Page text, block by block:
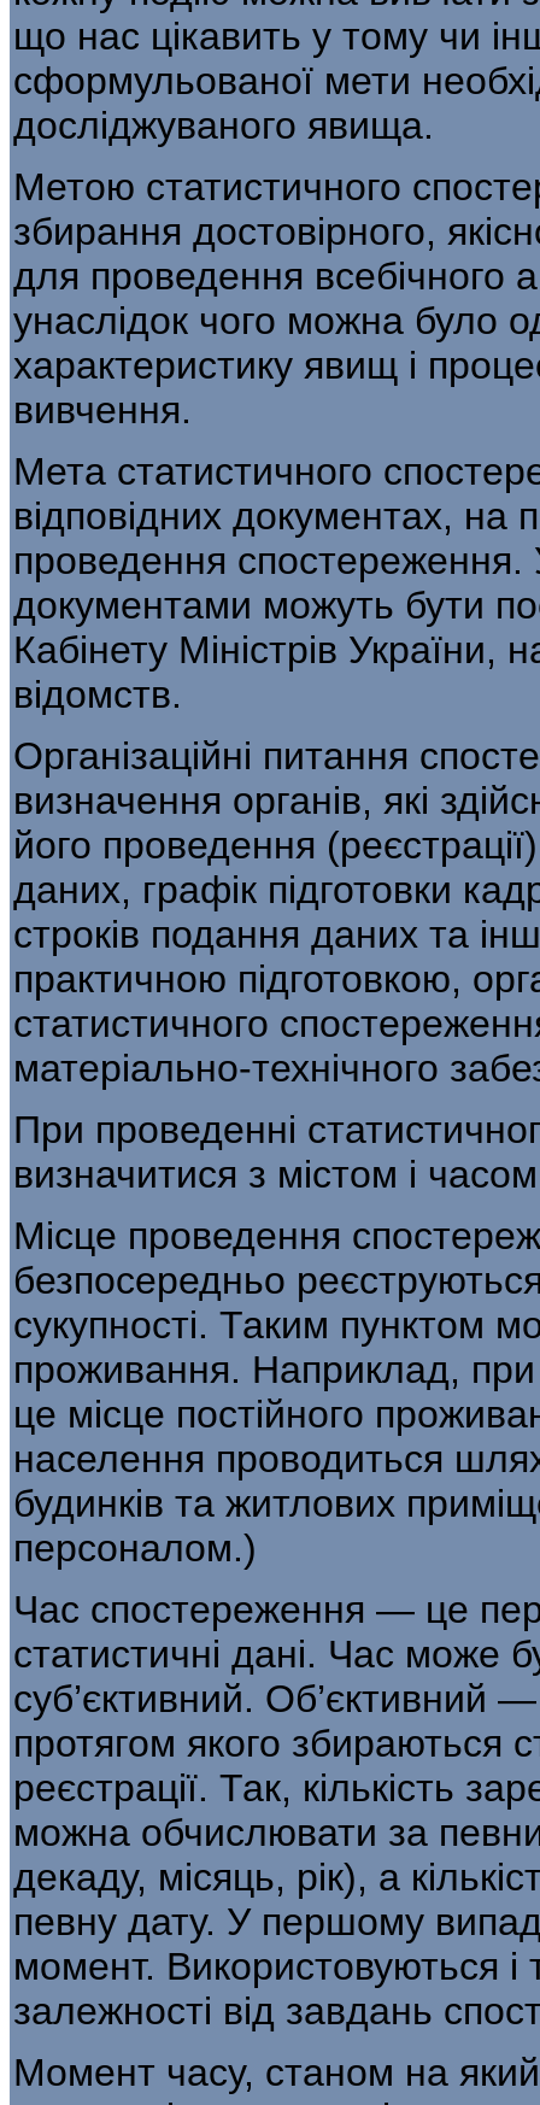
що нас цікавить у тому чи
сформульованої мети
досліджуваного явища.
Метою статистичного
збирання достовірного,
для проведення всебічного
унаслідок чого можна було
характеристику явищ і
вивчення.
Мета статистичного
відповідних документах, на
проведення спостережен­ня.
документами можуть бути
Кабінету Міністрів України,
відомств.
Організаційні питання
визна­чення органів, які
його проведен­ня
даних, графік підготовки
строків подання даних та
практичною підготовкою,
статистичного
матеріально-технічного
При проведенні
визначити­ся з містом і
Місце проведення
безпосередньо
сукупності. Таким пунктом
проживання. Наприклад,
це місце постійного
населення проводиться
будинків та житлових
персоналом.)
Час спостереження — це
статистичні дані. Час може
суб’єктивний. Об’єктивний
протягом якого збираються
реєстрації. Так, кількість
можна обчислювати за
декаду, місяць, рік), а
певну дату. У першому
момент. Використовуються і
залежності від завдань
Момент часу, станом на